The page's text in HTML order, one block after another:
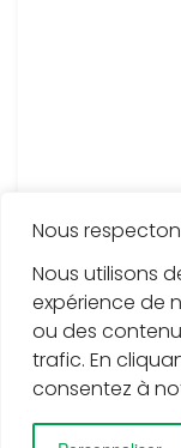
Nous
Nous utilisons
expérience de
ou des
trafic. En
consentez à